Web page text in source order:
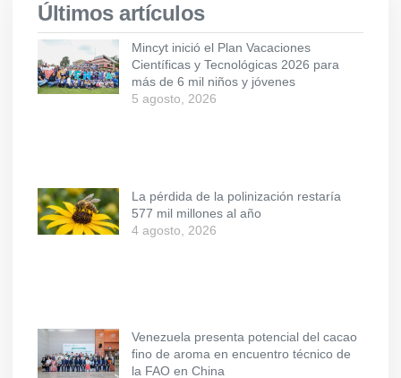
Últimos artículos
Mincyt inició el Plan Vacaciones
Científicas y Tecnológicas 2026 para
más de 6 mil niños y jóvenes
5 agosto, 2026
La pérdida de la polinización restaría
577 mil millones al año
4 agosto, 2026
Venezuela presenta potencial del cacao
fino de aroma en encuentro técnico de
la FAO en China